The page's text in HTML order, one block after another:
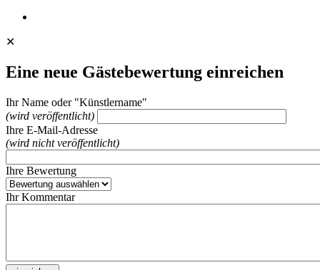
✕
Eine neue Gästebewertung einreichen
Ihr Name oder "Künstlername"
(wird veröffentlicht)
Ihre E-Mail-Adresse
(wird nicht veröffentlicht)
Ihre Bewertung
Ihr Kommentar